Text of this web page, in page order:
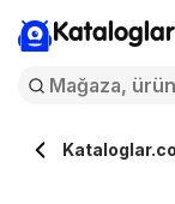
Kataloglar